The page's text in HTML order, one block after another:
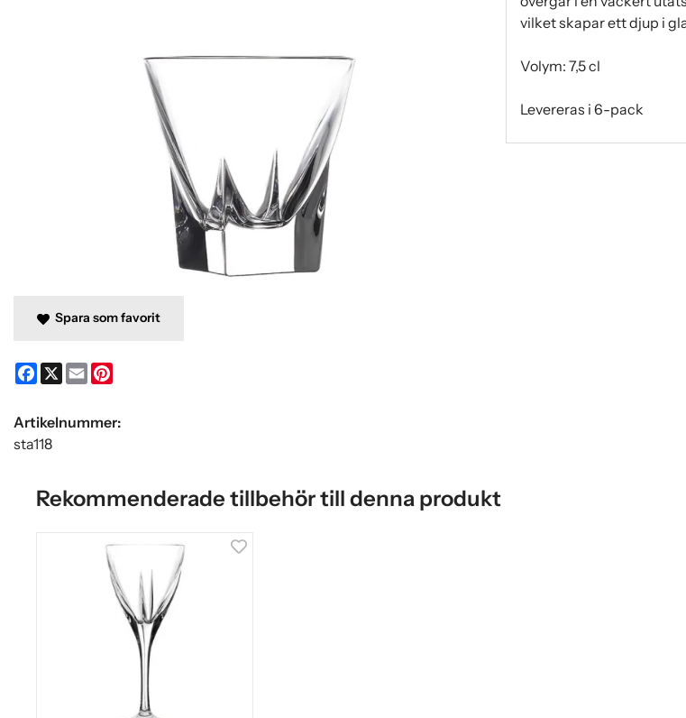
vilket skapar ett djup i
Volym: 7,5 cl
Levereras i 6-pack
Spara som favorit
Facebook
X Email
Artikelnummer:
sta118
Rekommenderade tillbehör till denna produkt